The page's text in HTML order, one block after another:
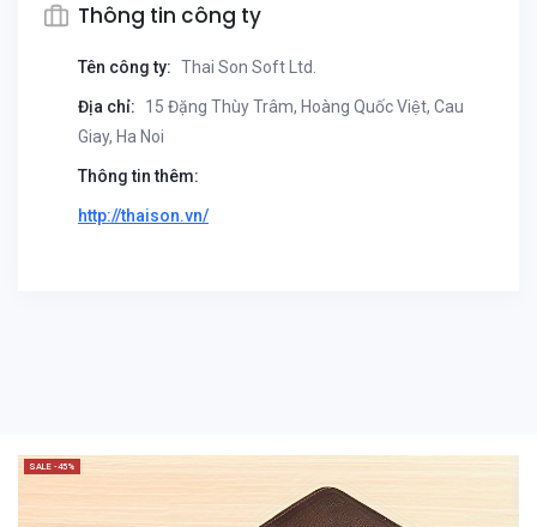
Thông tin công ty
Tên công ty: Thai Son Soft Ltd.
Địa chỉ:
15 Đặng Thùy Trâm, Hoàng Quốc Việt, Cau
Giay, Ha Noi
Thông tin thêm:
http://thaison.vn/
SALE -45%